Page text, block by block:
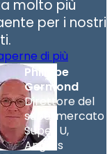
molto più
per i nostri
di più
Philippe
Germond
Direttore del
supermercato
Super U,
Angers